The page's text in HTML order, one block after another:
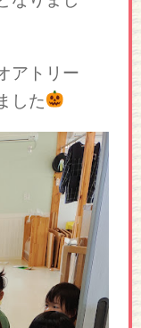
アトリー
した